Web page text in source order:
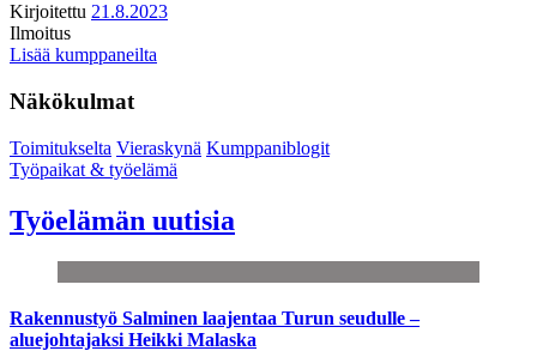
Kirjoitettu 21.8.2023
Ilmoitus
Lisää kumppaneilta
Näkökulmat
Toimitukselta Vieraskynä Kumppaniblogit
Työpaikat & työelämä
Työelämän uutisia
Rakennustyö Salminen laajentaa Turun seudulle –
aluejohtajaksi Heikki Malaska